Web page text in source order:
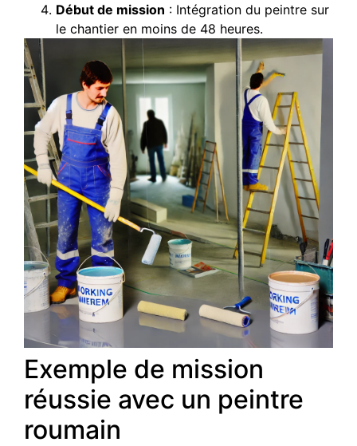
Début de mission : Intégration du peintre sur
le chantier en moins de 48 heures.
Exemple de mission
réussie avec un peintre
roumain